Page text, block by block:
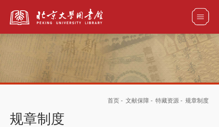
首页 - 文献保障 - 特藏资源 - 规章制度
规章制度